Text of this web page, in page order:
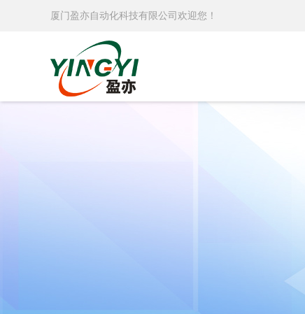
厦门盈亦自动化科技有限公司欢迎您！